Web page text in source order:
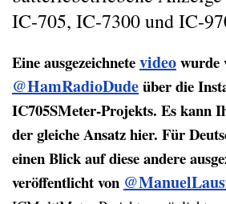
IC-705, IC-7300 und IC-
Eine ausgezeichnetevideowurde
@HamRadioDudeüber die
IC705SMeter-Projekts. Es kann
der gleiche Ansatz hier. Für
einen Blick auf diese andere
veröffentlicht von